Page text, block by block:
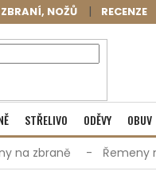
NOŽŮ RECENZE
NÁKUPNÍ
KOŠÍK
Prázdný
STŘELIVO ODĚVY OBUV
na zbraně Řemeny